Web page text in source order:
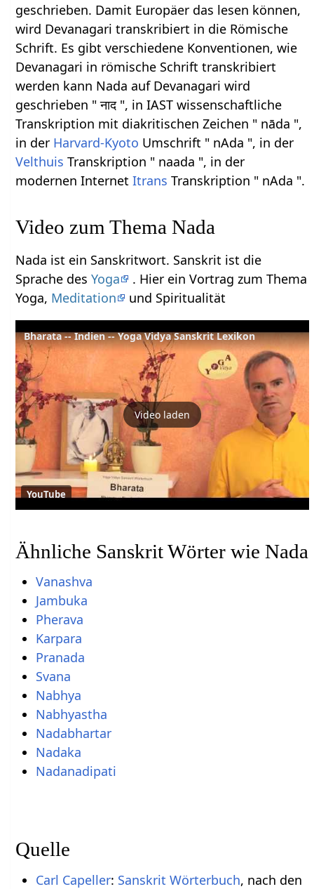
geschrieben. Damit Europäer das lesen können,
wird Devanagari transkribiert in die Römische
Schrift. Es gibt verschiedene Konventionen, wie
Devanagari in römische Schrift transkribiert
werden kann Nada auf Devanagari wird
geschrieben " नाद ", in IAST wissenschaftliche
Transkription mit diakritischen Zeichen " nāda ",
in der Harvard-Kyoto Umschrift " nAda ", in der
Velthuis Transkription " naada ", in der
modernen InternetItrans Transkription " nAda ".
Video zum Thema Nada
Nada ist ein Sanskritwort. Sanskrit ist die
Sprache desYoga
. Hier ein Vortrag zum Thema
Yoga, Meditation und Spiritualität
Bharata -- Indien -- Yoga Vidya Sanskrit Lexikon
Video laden
YouTube
Ähnliche Sanskrit Wörter wie Nada
Vanashva
Jambuka
Pherava
Karpara
Pranada
Svana
Nabhya
Nabhyastha
Nadabhartar
Nadaka
Nadanadipati
Quelle
Carl Capeller: Sanskrit Wörterbuch, nach den